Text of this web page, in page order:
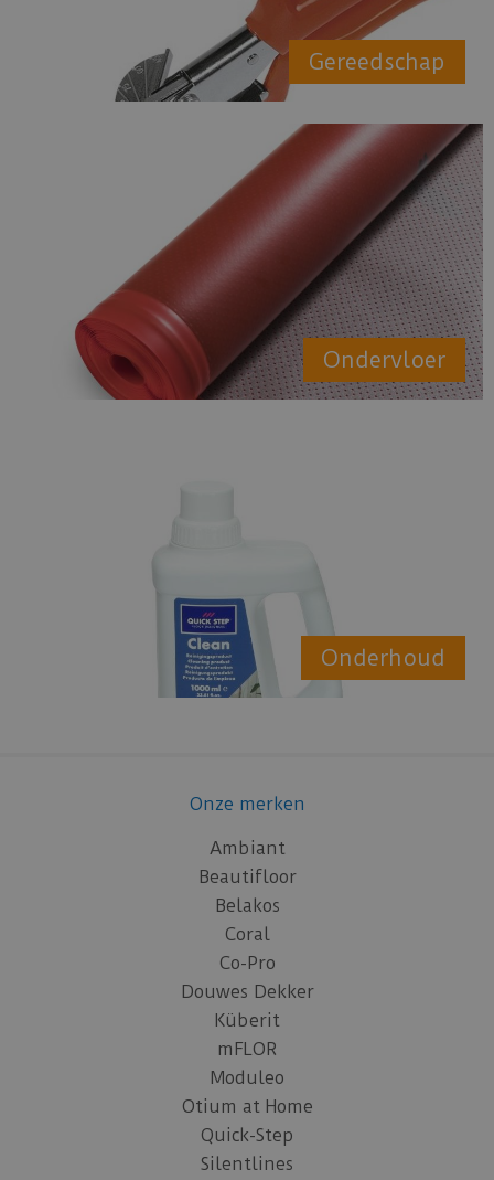
Gereedschap
Ondervloer
Onderhoud
Onze merken
Ambiant
Beautifloor
Belakos
Coral
Co-Pro
Douwes Dekker
Küberit
mFLOR
Moduleo
Otium at Home
Quick-Step
Silentlines